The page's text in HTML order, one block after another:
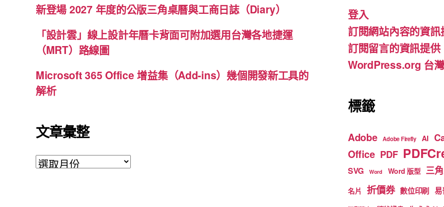
新登場 2027 年度的公版三角桌曆與工商日誌（Diary）
「設計雲」線上設計年曆卡背面可附加選用台灣各地捷運
（MRT）路線圖
Microsoft 365 Office 增益集（Add-ins）幾個開發新工具的
解析
文章彙整
文
o
o
k
m b
e
登入
訂閱網站內容的資訊
訂閱留言的資訊提供
WordPress.org 台
標籤
Adobe Adobe Firefly AI
Office PDF
SVG Word Word 版型 三
名片 折價券 數位印刷 易